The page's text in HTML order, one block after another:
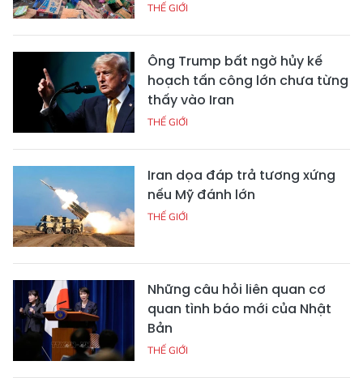
THẾ GIỚI
Ông Trump bất ngờ hủy kế
hoạch tấn công lớn chưa từng
thấy vào Iran
THẾ GIỚI
Iran dọa đáp trả tương xứng
nếu Mỹ đánh lớn
THẾ GIỚI
Những câu hỏi liên quan cơ
quan tình báo mới của Nhật
Bản
THẾ GIỚI